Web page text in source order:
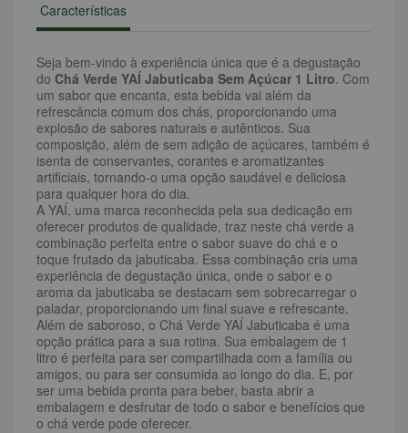
Características
Seja bem-vindo à experiência única que é a degustação
do Chá Verde YAÍ Jabuticaba Sem Açúcar 1 Litro. Com
um sabor que encanta, esta bebida vai além da
refrescância comum dos chás, proporcionando uma
explosão de sabores naturais e autênticos. Sua
composição, além de sem adição de açúcares, também é
isenta de conservantes, corantes e aromatizantes
artificiais, tornando-o uma opção saudável e deliciosa
para qualquer hora do dia.
A YAÍ, uma marca reconhecida pela sua dedicação em
oferecer produtos de qualidade, traz neste chá verde a
combinação perfeita entre o sabor suave do chá e o
toque frutado da jabuticaba. Essa combinação cria uma
experiência de degustação única, onde o sabor e o
aroma da jabuticaba se destacam sem sobrecarregar o
paladar, proporcionando um final suave e refrescante.
Além de saboroso, o Chá Verde YAÍ Jabuticaba é uma
opção prática para a sua rotina. Sua embalagem de 1
litro é perfeita para ser compartilhada com a família ou
amigos, ou para ser consumida ao longo do dia. E, por
ser uma bebida pronta para beber, basta abrir a
embalagem e desfrutar de todo o sabor e benefícios que
o chá verde pode oferecer.